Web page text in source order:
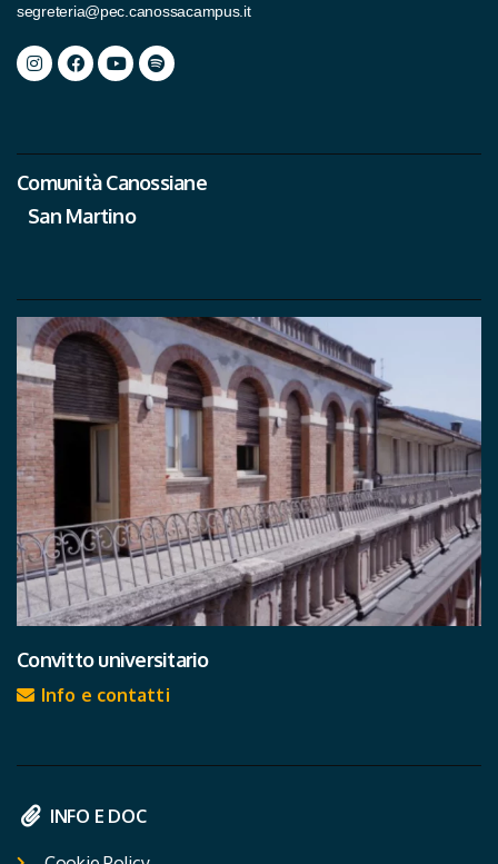
segreteria@pec.canossacampus.it
Comunità Canossiane
San Martino
Convitto universitario
Info e contatti
INFO E DOC